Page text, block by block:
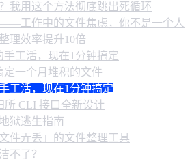
我用这个方法彻底跳出死循环
——工作中的文件焦虑，你不是一个人
理效率提升10倍
工活，现在1分钟搞定
定一个月堆积的文件
工活，现在1分钟搞定
所 CLI 接口全新设计
狱逃生指南
件弄丢」的文件整理工具
不了？